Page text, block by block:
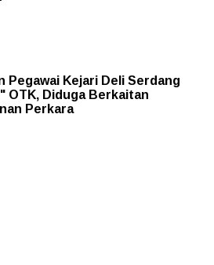
Pegawai Kejari Deli Serdang
OTK, Diduga Berkaitan
Perkara